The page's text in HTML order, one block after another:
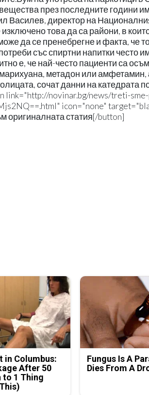
през последните години
Василев, директор на
това да са райони, в
да се пренебрегне и факта, че
със спиртни напитки често
е, че най-често пациенти са
метадон или
сочат данни на катедрата
link="http://novinar.bg/news/treti-
icon="none"
оригиналната статия[/button]
in Columbus:
After 50
to 1 Thing
Fungus Is A
Dies From A